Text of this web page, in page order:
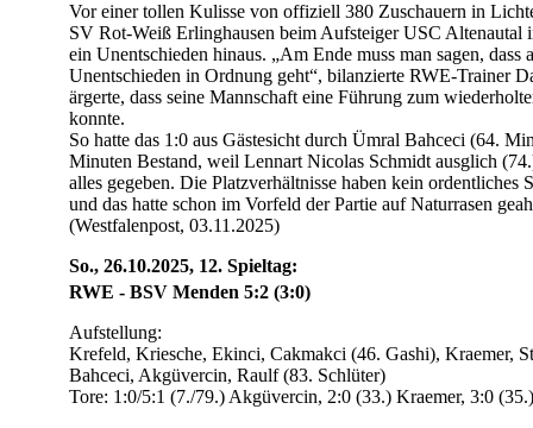
Vor einer tollen Kulisse von offiziell 380 Zuschauern in
SV Rot-Weiß Erlinghausen beim Aufsteiger USC Altenautal
ein Unentschieden hinaus. „Am Ende muss man sagen, dass
Unentschieden in Ordnung geht“, bilanzierte RWE-Trainer
ärgerte, dass seine Mannschaft eine Führung zum
konnte.
So hatte das 1:0 aus Gästesicht durch Ümral Bahceci (64.
Minuten Bestand, weil Lennart Nicolas Schmidt ausglich
alles gegeben. Die Platzverhältnisse haben kein ordentliches
und das hatte schon im Vorfeld der Partie auf Naturrasen
(Westfalenpost, 03.11.2025)
So., 26.10.2025, 12. Spieltag:
RWE - BSV Menden 5:2 (3:0)
Aufstellung:
Krefeld, Kriesche, Ekinci, Cakmakci (46. Gashi), Kraemer,
Bahceci, Akgüvercin, Raulf (83. Schlüter)
Tore: 1:0/5:1 (7./79.) Akgüvercin, 2:0 (33.) Kraemer, 3:0